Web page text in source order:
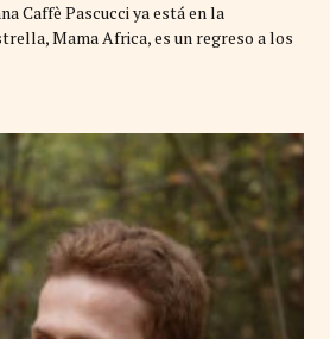
Caffè Pascucci ya está en la
Mama Africa, es un regreso a los